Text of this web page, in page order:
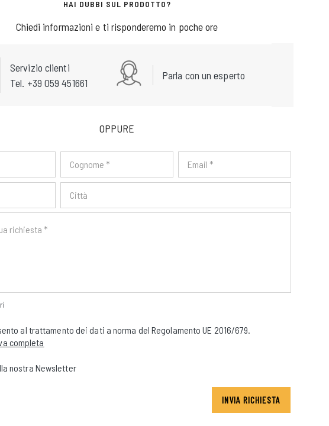
HAI DUBBI SUL PRODOTTO?
Chiedi informazioni e ti risponderemo in poche ore
Servizio clienti
Tel. +39 059 451661
Parla con un esperto
OPPURE
al trattamento dei dati a norma del Regolamento UE 2016/679.
completa
nostra Newsletter
INVIA RICHIESTA